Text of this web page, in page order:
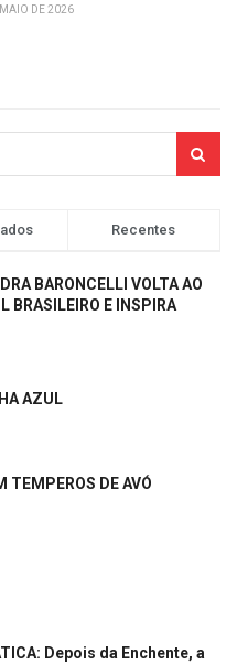
DE 2026
Recentes
BARONCELLI VOLTA AO
BRASILEIRO E INSPIRA
AZUL
TEMPEROS DE AVÓ
Depois da Enchente, a